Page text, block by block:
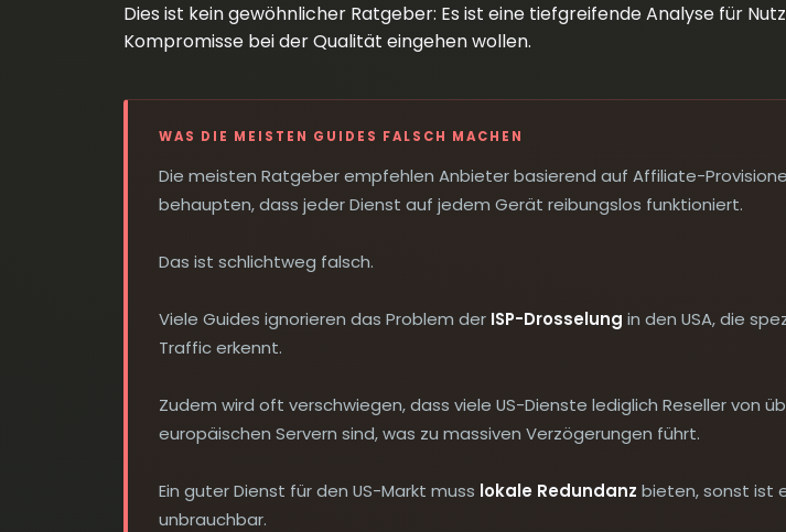
Dies ist kein gewöhnlicher Ratgeber: Es ist eine tiefgreifende Analyse für
Kompromisse bei der Qualität eingehen wollen.
WAS DIE MEISTEN GUIDES FALSCH MACHEN
Die meisten Ratgeber empfehlen Anbieter basierend auf Affiliate-
behaupten, dass jeder Dienst auf jedem Gerät reibungslos funktioniert.
Das ist schlichtweg falsch.
Viele Guides ignorieren das Problem der ISP-Drosselung in den USA, die
Traffic erkennt.
Zudem wird oft verschwiegen, dass viele US-Dienste lediglich Reseller von
europäischen Servern sind, was zu massiven Verzögerungen führt.
Ein guter Dienst für den US-Markt muss lokale Redundanz bieten, sonst ist
unbrauchbar.